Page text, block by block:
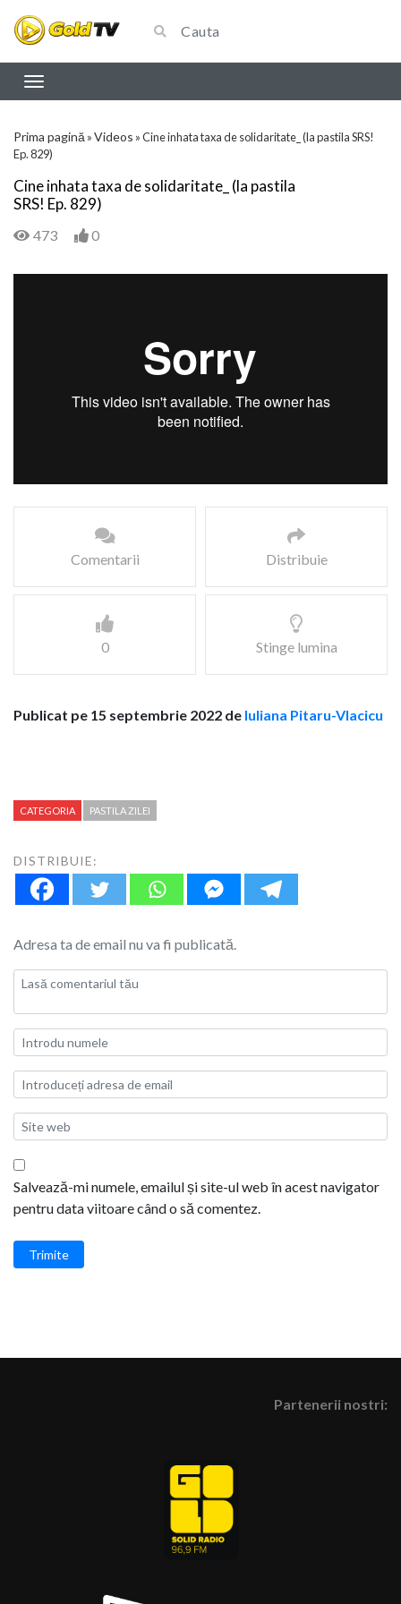
Prima pagină »Videos »Cine inhata taxa de solidaritate_ (la pastila SRS!
Ep. 829)
Cine inhata taxa de solidaritate_ (la pastila
SRS! Ep. 829)
473 0
Comentarii Distribuie
0 Stinge lumina
Publicat pe 15 septembrie 2022 de Iuliana Pitaru-Vlacicu
CATEGORIA PASTILA ZILEI
DISTRIBUIE:
Adresa ta de email nu va fi publicată.
Salvează-mi numele, emailul și site-ul web în acest navigator
pentru data viitoare când o să comentez.
Trimite
Partenerii nostri: